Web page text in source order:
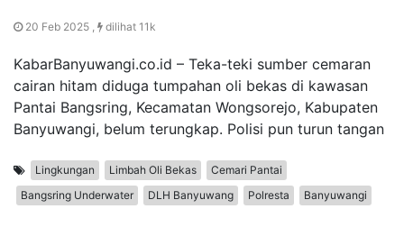
20 Feb 2025 , dilihat 11k
KabarBanyuwangi.co.id – Teka-teki sumber cemaran
cairan hitam diduga tumpahan oli bekas di kawasan
Pantai Bangsring, Kecamatan Wongsorejo, Kabupaten
Banyuwangi, belum terungkap. Polisi pun turun tangan
Lingkungan Limbah Oli Bekas
Cemari Pantai
Bangsring Underwater
DLH Banyuwang Polresta Banyuwangi